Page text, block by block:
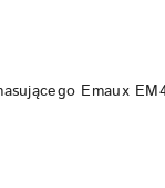
Emaux